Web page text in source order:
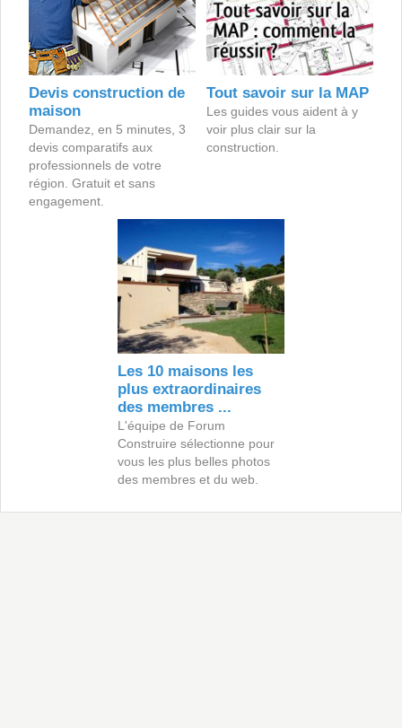
Devis construction de
maison
Demandez, en 5 minutes, 3
devis comparatifs aux
professionnels de votre
région. Gratuit et sans
engagement.
Tout savoir sur la MAP
Les guides vous aident à y
voir plus clair sur la
construction.
Les 10 maisons les
plus extraordinaires
des membres ...
L'équipe de Forum
Construire sélectionne pour
vous les plus belles photos
des membres et du web.